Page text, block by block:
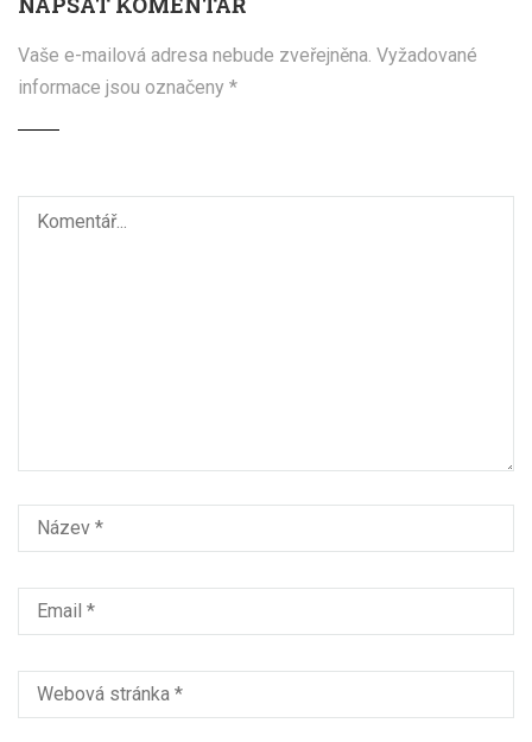
Vaše e-mailová adresa nebude zveřejněna. Vyžadované
informace jsou označeny *